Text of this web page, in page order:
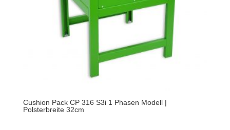
Cushion Pack CP 316 S3i 1 Phasen Modell |
Polsterbreite 32cm